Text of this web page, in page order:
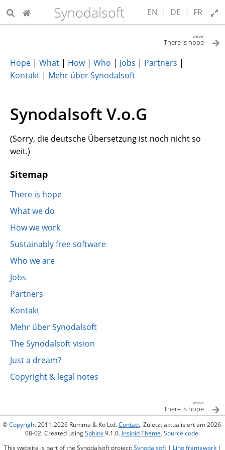
Synodalsoft EN | DE | FR
weiter
There is hope
Hope | What | How| Who | Jobs | Partners |
Kontakt | Mehr über Synodalsoft
Synodalsoft V.o.G
(Sorry, die deutsche Übersetzung ist noch nicht so
weit.)
Sitemap
There is hope
What we do
How we work
Sustainably free software
Who we are
Jobs
Partners
Kontakt
Mehr über Synodalsoft
The Synodalsoft vision
Just a dream?
Copyright & legal notes
weiter
There is hope
©Copyright2011-2026 Rumma & Ko Ltd.Contact. Zuletzt aktualisiert am 2026-
08-02. Created usingSphinx9.1.0. Insipid Theme.Source code.
This website is part of the Synodalsoft project:Synodalsoft| Lino framework|